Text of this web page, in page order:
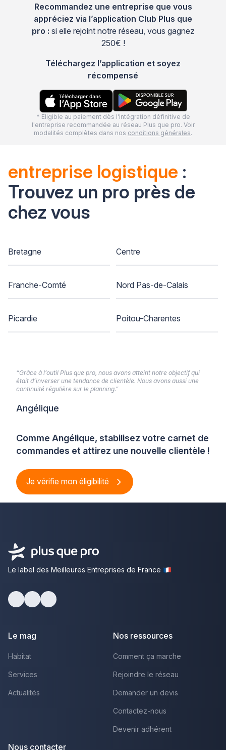
Recommandez une entreprise que vous
appréciez via l’application Club Plus que
pro : si elle rejoint notre réseau, vous gagnez
250€ !
Téléchargez l’application et soyez
récompensé
* Eligible au paiement dès l'intégration définitive de
l'entreprise recommandée au réseau Plus que pro. Voir
modalités complètes dans nos conditions générales.
entreprise logistique :
Trouvez un pro près de
chez vous
Bretagne Centre
Franche-Comté Nord Pas-de-Calais
Picardie Poitou-Charentes
Comme Angélique, stabilisez votre carnet de
commandes et attirez une nouvelle clientèle !
Je vérifie mon éligibilité
“Grâce à l’outil Plus que pro, nous avons atteint notre objectif qui
était d’inverser une tendance de clientèle. Nous avons aussi une
continuité régulière sur le planning.”
Angélique
Le label des Meilleures Entreprises de France
Le mag
Habitat
Services
Actualités
Nos ressources
Comment ça marche
Rejoindre le réseau
Demander un devis
Contactez-nous
Devenir adhérent
Nous contacter